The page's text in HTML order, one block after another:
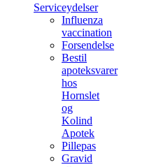
Serviceydelser
Influenza
vaccination
Forsendelse
Bestil
apoteksvarer
hos
Hornslet
og
Kolind
Apotek
Pillepas
Gravid